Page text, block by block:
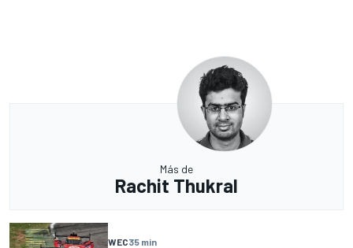
Más de
Rachit Thukral
WEC35 min